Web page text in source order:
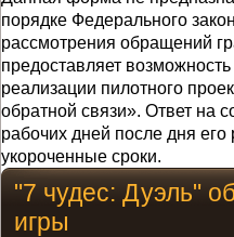
порядке Федерального
рассмотрения обращений
предоставляет
реализации пилотного
обратной связи». Ответ на
рабочих дней после дня
укороченные сроки.
"7 чудес: Дуэль"
игры